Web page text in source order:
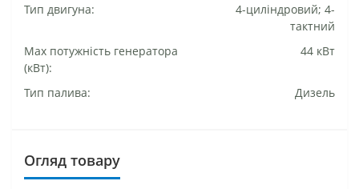
Тип двигуна:
4-циліндровий; 4-
тактний
Маx потужність генератора
(кВт):
44 кВт
Тип палива: Дизель
Огляд товару